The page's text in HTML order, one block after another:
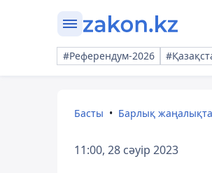
#Референдум-2026
Басты Барлық
11:00, 28 сәуір 2023